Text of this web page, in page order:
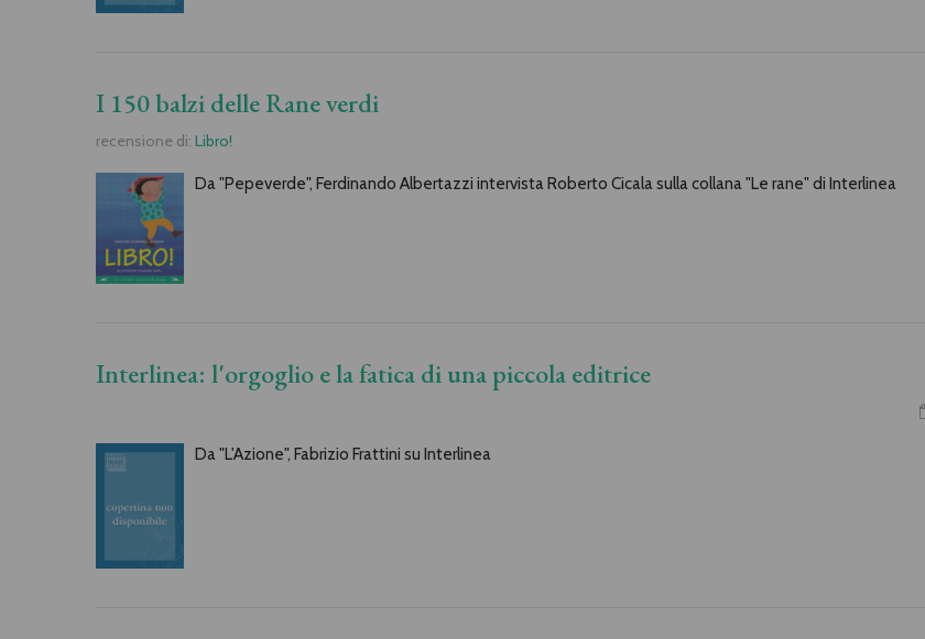
I 150 balzi delle Rane verdi
recensione di: Libro!
Da "Pepeverde", Ferdinando Albertazzi intervista Roberto Cicala sulla collana "Le rane" di Interlinea
Interlinea: l'orgoglio e la fatica di una piccola editrice
Da "L'Azione", Fabrizio Frattini su Interlinea